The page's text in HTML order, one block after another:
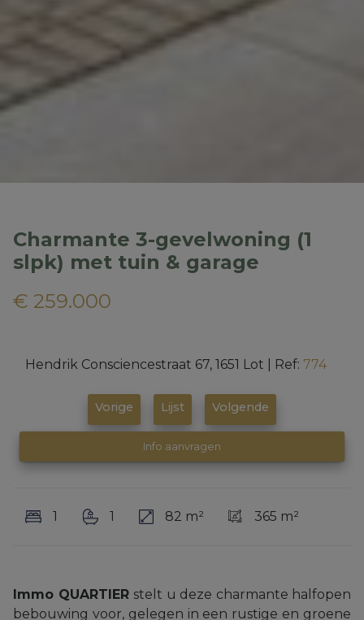
Charmante 3-gevelwoning (1
slpk) met tuin & garage
€ 259.000
Hendrik Consciencestraat 67, 1651 Lot Ref: 774
Vorige Lijst Volgende
Info aanvragen
1 1 82 m² 365 m²
Immo QUARTIER stelt u deze charmante halfopen
bebouwing voor, gelegen in een rustige en groene